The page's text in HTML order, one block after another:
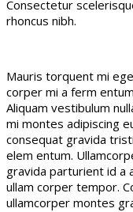
Consectetur
rhoncus nibh.
Mauris torquent mi
corper mi a ferm
Aliquam vestibulum
mi montes adipiscing
consequat gravida
elem entum.
gravida parturient id a
ullam corper tempor.
ullamcorper montes